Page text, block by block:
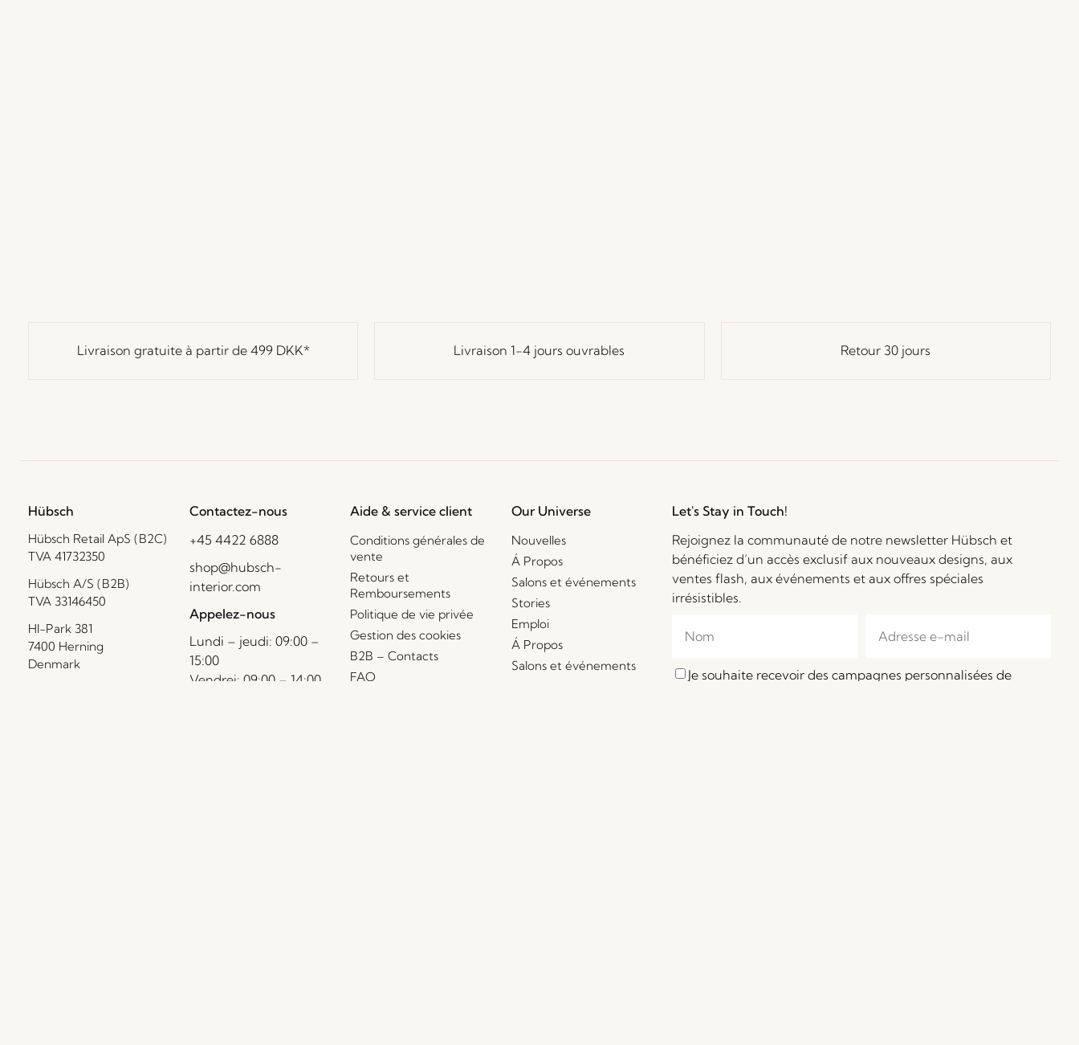
Livraison gratuite à partir de 499 DKK* Livraison 1-4 jours ouvrables Retour 30 jours
Hübsch
Hübsch Retail ApS (B2C)
TVA 41732350
Hübsch A/S (B2B)
TVA 33146450
HI-Park 381
7400 Herning
Denmark
Contactez-nous
+45 4422 6888
shop@hubsch-
interior.com
Appelez-nous
Lundi – jeudi: 09:00 –
15:00
Vendrei: 09:00 – 14:00
Aide & service client
Conditions générales de
vente
Retours et
Remboursements
Politique de vie privée
Gestion des cookies
B2B – Contacts
FAQ
Our Universe
Nouvelles
Á Propos
Salons et événements
Stories
Emploi
Á Propos
Salons et événements
Let's Stay in Touch!
Rejoignez la communauté de notre newsletter Hübsch et
bénéficiez d’un accès exclusif aux nouveaux designs, aux
ventes flash, aux événements et aux offres spéciales
irrésistibles.
Je souhaite recevoir des campagnes personnalisées de